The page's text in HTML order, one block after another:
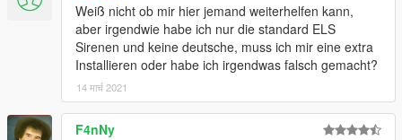
Weiß nicht ob mir hier jemand weiterhelfen kann,
aber irgendwie habe ich nur die standard ELS
Sirenen und keine deutsche, muss ich mir eine extra
Installieren oder habe ich irgendwas falsch gemacht?
14 मार्च 2021
F4nNy